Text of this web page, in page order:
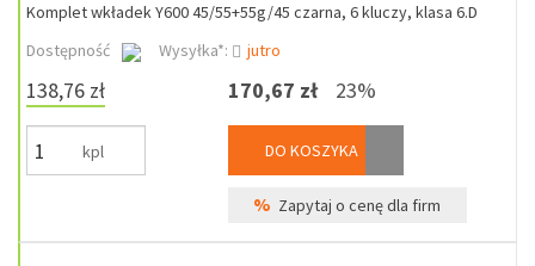
Komplet wkładek Y600 45/55+55g/45 czarna, 6 kluczy, klasa 6.D
Dostępność
Wysyłka*: jutro
138,76 zł
kpl
170,67 zł 23%
DO KOSZYKA
% Zapytaj o cenę dla firm